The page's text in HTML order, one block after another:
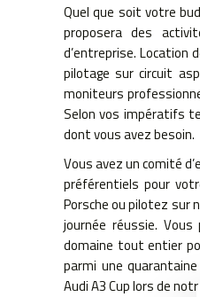
Quel que soit votre
proposera des
d’entreprise. Location
pilotage sur circuit
moniteurs
Selon vos impératifs
dont vous avez besoin.
Vous avez un comité
préférentiels pour
Porsche ou pilotez sur
journée réussie.
domaine tout entier
parmi une
Audi A3 Cup lors de notre